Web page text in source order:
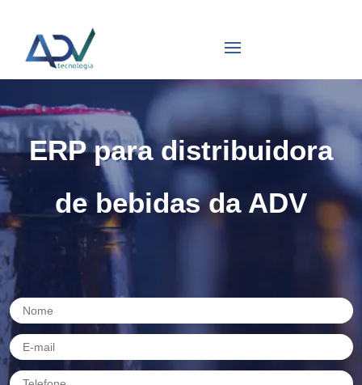
ERP para distribuidora
de bebidas da ADV